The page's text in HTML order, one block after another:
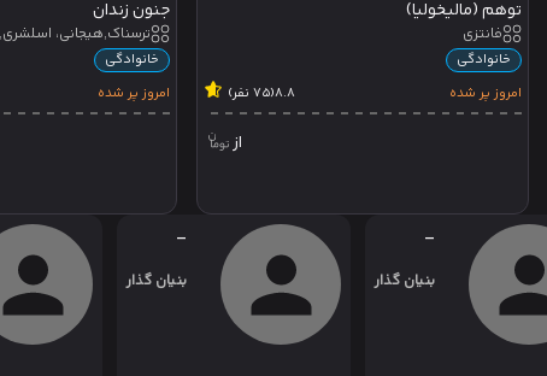
توهم (مالیخولیا)
فانتزی
خانوادگی
امروز پر شده
8.8(75 نفر)
از
جنون زندان
خانوادگی
امروز پر شده
-
بنیان گذار
-
بنیان گذار